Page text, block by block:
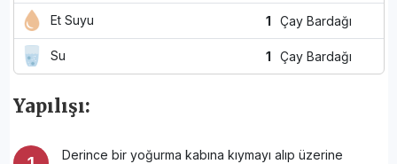
Et Suyu 1 Çay Bardağı
Su 1 Çay Bardağı
Yapılışı:
Derince bir yoğurma kabına kıymayı alıp üzerine